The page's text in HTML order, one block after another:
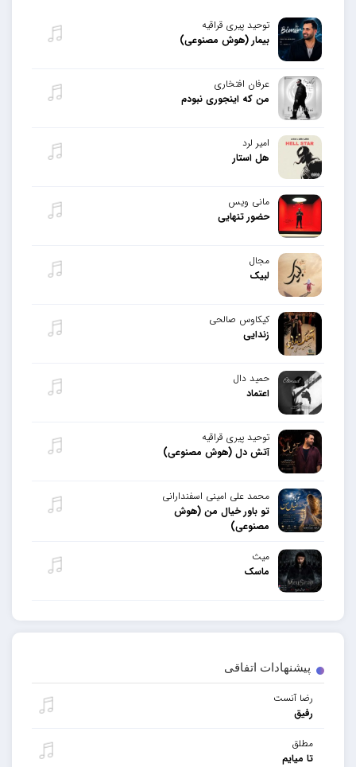
پیشنهادات اتفاقی
رضا آنست
رفیق
مطلق
تا میایم
توحید پیری قراقیه
بیمار (هوش مصنوعی)
عرفان افتخاری
من که اینجوری نبودم
امیر لرد
هل استار
مانی ویس
حضور تنهایی
مجال
لبیک
کیکاوس صالحی
زندایی
حمید دال
اعتماد
توحید پیری قراقیه
آتش دل (هوش مصنوعی)
محمد علی امینی اسفندارانی
تو باور خیال من (هوش
مصنوعی)
میث
ماسک